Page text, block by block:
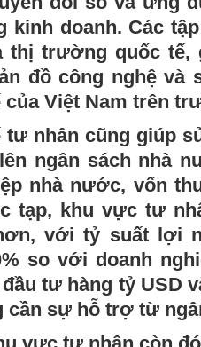
kinh doanh. Các
trường quốc tế,
đồ công nghệ và
của Việt Nam trên
tư nhân cũng giúp
ngân sách nhà
nhà nước, vốn
tạp, khu vực tư
với tỷ suất lợi
so với doanh
tư hàng tỷ USD
cần sự hỗ trợ từ